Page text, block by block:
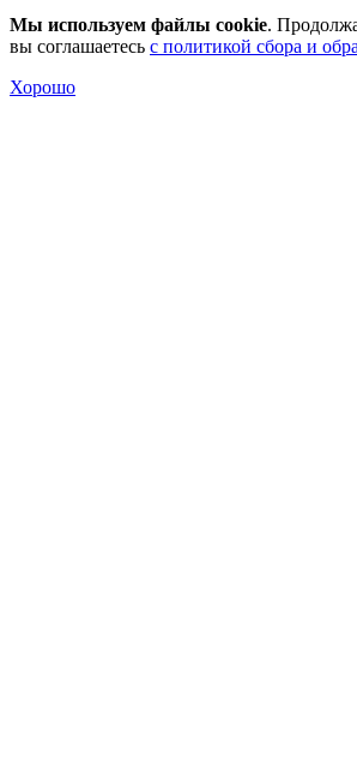
Мы используем файлы cookie.
вы соглашаетесь с политикой сбора и
Хорошо